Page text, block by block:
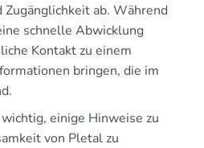
ab. Während
schnelle Abwicklung
Kontakt zu einem
bringen, die im
einige Hinweise zu
von Pletal zu